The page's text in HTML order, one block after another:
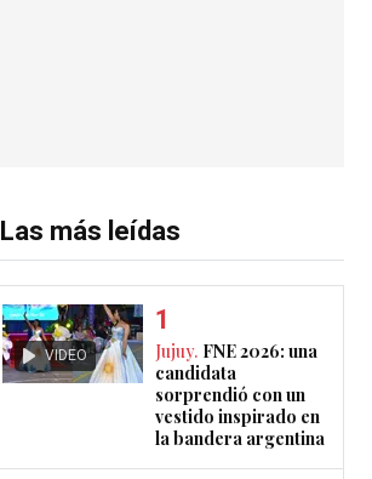
Las más leídas
VIDEO Jujuy. FNE 2026: una
candidata
sorprendió con un
vestido inspirado en
la bandera argentina